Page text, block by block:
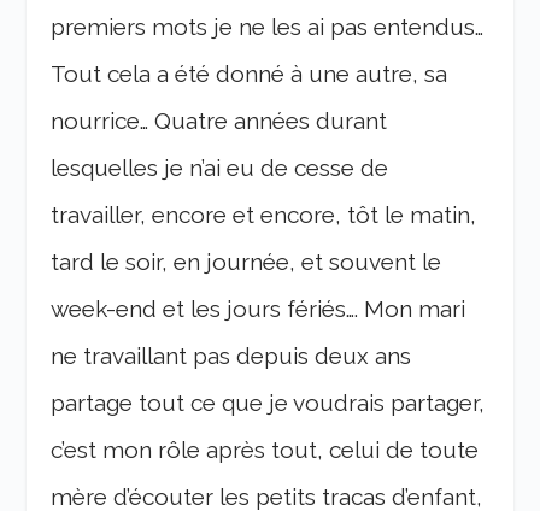
premiers mots je ne les ai pas entendus…
Tout cela a été donné à une autre, sa
nourrice… Quatre années durant
lesquelles je n’ai eu de cesse de
travailler, encore et encore, tôt le matin,
tard le soir, en journée, et souvent le
week-end et les jours fériés…. Mon mari
ne travaillant pas depuis deux ans
partage tout ce que je voudrais partager,
c’est mon rôle après tout, celui de toute
mère d’écouter les petits tracas d’enfant,